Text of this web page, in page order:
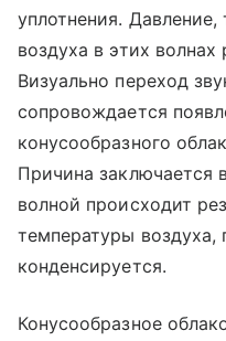
уплотнения.
воздуха в этих волнах
Визуально переход
сопровождается
конусообразного
Причина заключается
волной происходит
температуры воздуха,
конденсируется.
Конусообразное